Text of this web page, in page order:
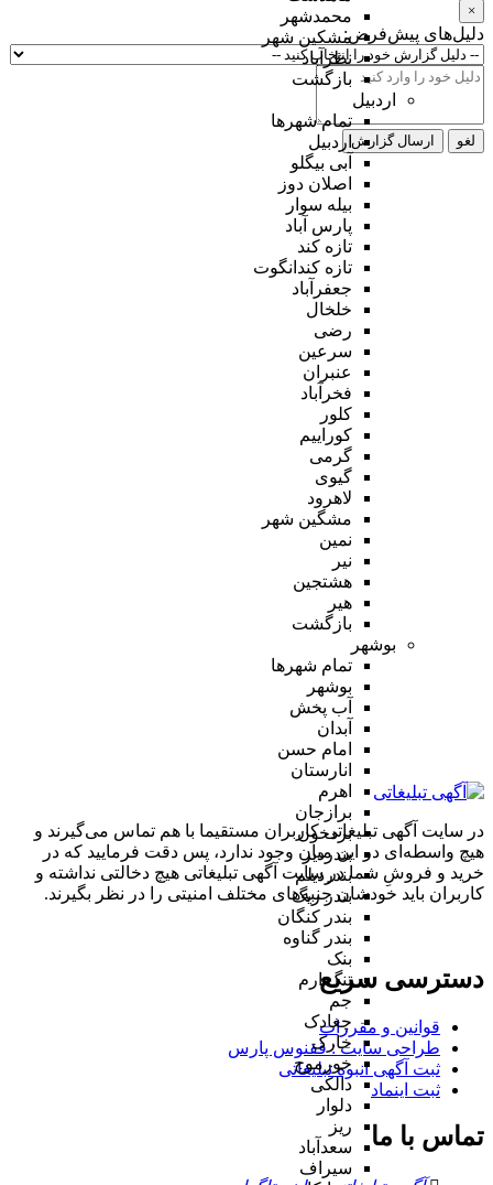
محمدشهر
مشکین شهر
نظرآباد
بازگشت
اردبیل
تمام شهر‌ها
اردبیل
آبی بیگلو
اصلان دوز
بیله سوار
پارس آباد
تازه کند
تازه کندانگوت
جعفرآباد
خلخال
رضی
سرعین
عنبران
فخرآباد
کلور
کوراییم
گرمی
گیوی
لاهرود
مشگین شهر
نمین
نیر
هشتجین
هیر
بازگشت
بوشهر
تمام شهر‌ها
بوشهر
آب پخش
آبدان
امام حسن
انارستان
اهرم
برازجان
بردخون
بندردیر
بندردیلم
بندر ریگ
بندر کنگان
بندر گناوه
بنک
تنگ ارم
جم
چغادک
خارک
خورموج
دالکی
دلوار
ریز
سعدآباد
سیراف
×
دلیل‌های پیش‌فرض:
لغو ارسال گزارش
در سایت آگهی تبلیغاتی کاربران مستقیما با هم تماس می‌گیرند و
هیچ واسطه‌ای در این میان وجود ندارد، پس دقت فرمایید که در
خرید و فروشِ شما در سایت آگهی تبلیغاتی هیچ دخالتی نداشته و
کاربران باید خودشان جنبه‌های مختلف امنیتی را در نظر بگیرند.
دسترسی سریع
قوانین و مقررات
طراحی سایت : ققنوس پارس
ثبت آگهی انبوه تبلیغاتی
ثبت اینماد
تماس با ما